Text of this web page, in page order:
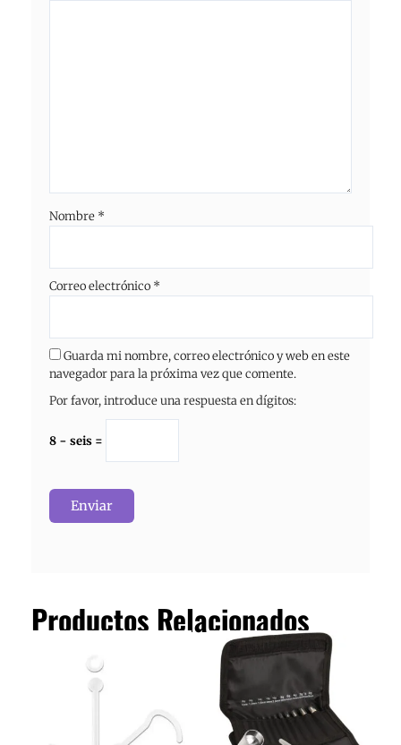
Nombre *
Correo electrónico *
Guarda mi nombre, correo electrónico y web en este
navegador para la próxima vez que comente.
Por favor, introduce una respuesta en dígitos:
8 − seis =
Productos Relacionados